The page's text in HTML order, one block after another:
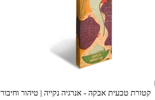
קטורת טבעית אבקה - אנרגיה נקייה | טיהור וחיבור